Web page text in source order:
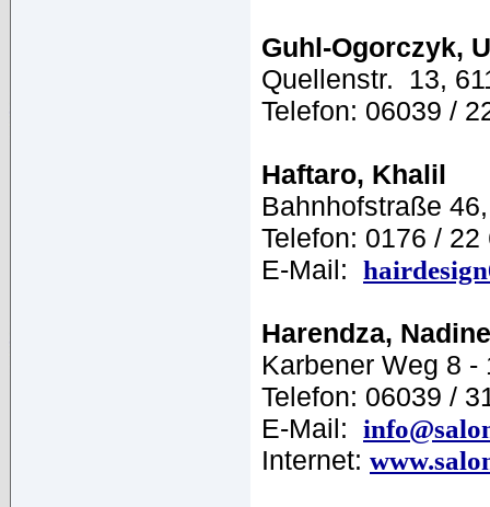
Guhl-Ogorczyk,
Quellenstr. 13,
Telefon: 06039 /
Haftaro, Khalil
Bahnhofstraße
Telefon: 0176 / 22
E-Mail:
Harendza, Nadine
Karbener Weg 8 -
Telefon: 06039 /
E-Mail:
Internet: